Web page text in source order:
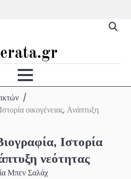
οικογένειας, Ανάπτυξη
Ιστορία
νεότητας
Μπεν Σαλάχ